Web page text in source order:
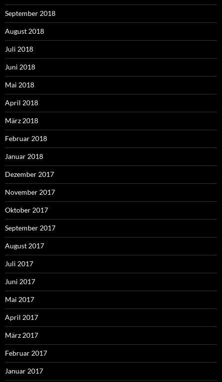
September 2018
August 2018
Juli 2018
Juni 2018
Mai 2018
April 2018
März 2018
Februar 2018
Januar 2018
Dezember 2017
November 2017
Oktober 2017
September 2017
August 2017
Juli 2017
Juni 2017
Mai 2017
April 2017
März 2017
Februar 2017
Januar 2017